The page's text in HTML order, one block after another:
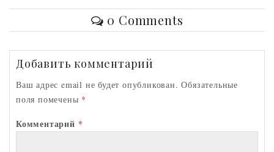
o
kl
as
sn
ik
i
o
o
k
er A
p
p
l
0 Comments
Добавить комментарий
Ваш адрес email не будет опубликован. Обязательные
поля помечены *
Комментарий *